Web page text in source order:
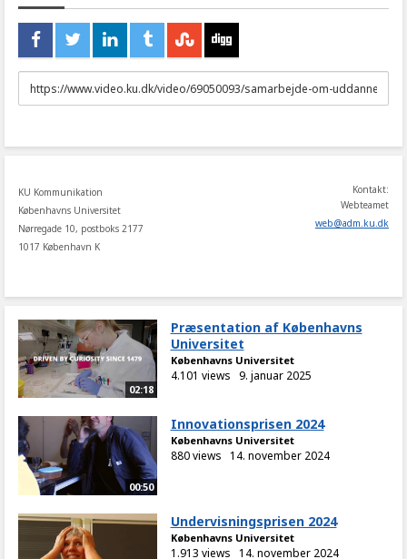
URL
to
KU Kommunikation
Københavns Universitet
Nørregade 10, postboks 2177
1017 København K
Kontakt:
Webteamet
web@adm.ku.dk
02:18
Præsentation af Københavns
Universitet
Københavns Universitet
4.101 views 9. januar 2025
00:50
Innovationsprisen 2024
Københavns Universitet
880 views 14. november 2024
Undervisningsprisen 2024
Københavns Universitet
1.913 views 14. november 2024